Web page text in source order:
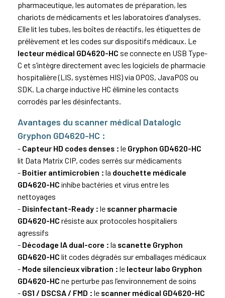
pharmaceutique, les automates de préparation, les
chariots de médicaments et les laboratoires d’analyses.
Elle lit les tubes, les boîtes de réactifs, les étiquettes de
prélèvement et les codes sur dispositifs médicaux. Le
lecteur médical GD4620-HC se connecte en USB Type-
C et s’intègre directement avec les logiciels de pharmacie
hospitalière (LIS, systèmes HIS) via OPOS, JavaPOS ou
SDK. La charge inductive HC élimine les contacts
corrodés par les désinfectants.
Avantages du scanner médical Datalogic
Gryphon GD4620-HC :
- Capteur HD codes denses : le Gryphon GD4620-HC
lit Data Matrix CIP, codes serrés sur médicaments
- Boitier antimicrobien : la douchette médicale
GD4620-HC inhibe bactéries et virus entre les
nettoyages
- Disinfectant-Ready : le scanner pharmacie
GD4620-HC résiste aux protocoles hospitaliers
agressifs
- Décodage IA dual-core : la scanette Gryphon
GD4620-HC lit codes dégradés sur emballages médicaux
- Mode silencieux vibration : le lecteur labo Gryphon
GD4620-HC ne perturbe pas l’environnement de soins
- GS1 / DSCSA / FMD : le scanner médical GD4620-HC